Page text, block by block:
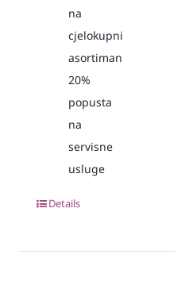
na
cjelokupni
asortiman
20%
popusta
na
servisne
usluge
Details